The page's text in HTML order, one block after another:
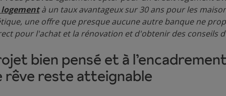
à un taux avantageux sur 30 ans pour les
une offre que presque aucune autre banque ne
pour l'achat et la rénovation et d'obtenir des conseils
bien pensé et à
rêve reste atteignable